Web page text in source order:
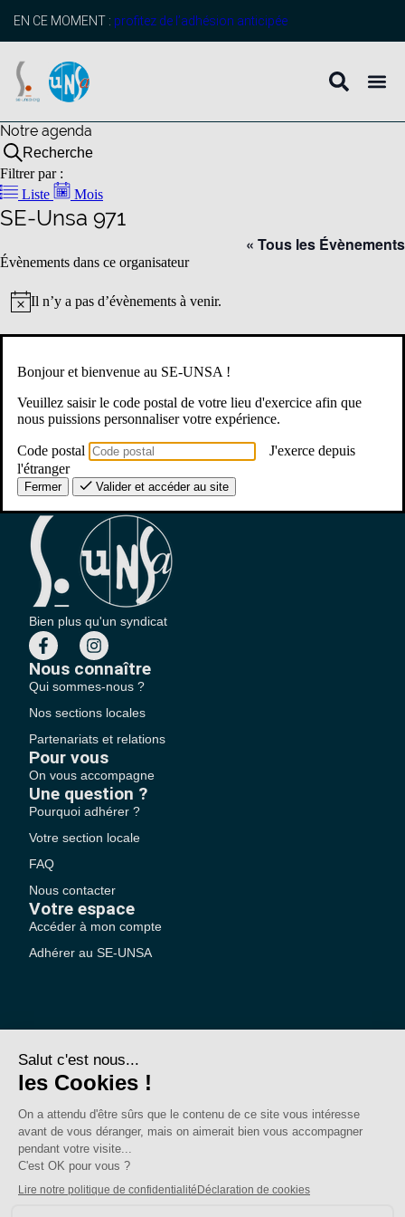
EN CE MOMENT : profitez de l’adhésion anticipée
Notre agenda
Recherche
Filtrer par :
Liste
Mois
SE-Unsa 971
« Tous les Évènements
Évènements dans ce organisateur
NoticeIl n’y a pas d’évènements à venir.
Bien plus qu'un syndicat
Nous connaître
Qui sommes-nous ?
Nos sections locales
Partenariats et relations
Pour vous
On vous accompagne
Une question ?
Pourquoi adhérer ?
Votre section locale
FAQ
Nous contacter
Votre espace
Accéder à mon compte
Adhérer au SE-UNSA
SE-Unsa est un syndicat de l’UNSA
Bonjour et bienvenue au SE-UNSA !
Veuillez saisir le code postal de votre lieu d'exercice afin que
nous puissions personnaliser votre expérience.
Code postal
J'exerce depuis
l'étranger
Fermer Valider et accéder au site